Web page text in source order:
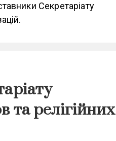
Секретаріату
та релігійних